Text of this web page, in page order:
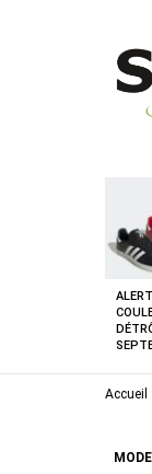
Vous
Accueil
MODE